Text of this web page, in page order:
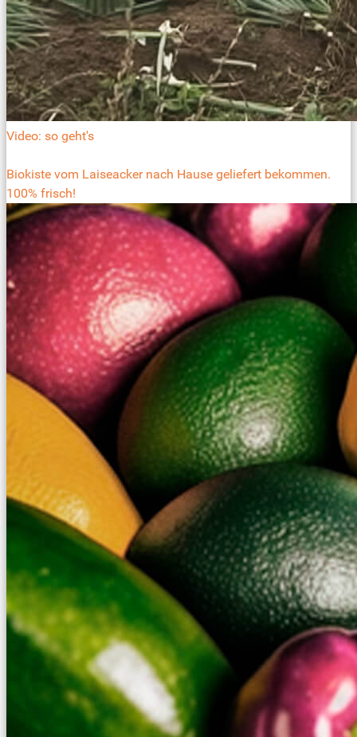
Video: so geht's
Biokiste vom Laiseacker nach Hause geliefert bekommen.
100% frisch!